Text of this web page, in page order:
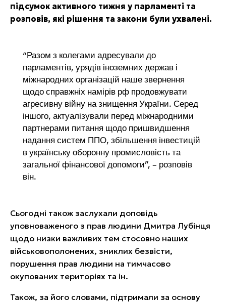
підсумок активного тижня у парламенті та
розповів, які рішення та закони були ухвалені.
“Разом з колегами адресували до
парламентів, урядів іноземних держав і
міжнародних організацій наше звернення
щодо справжніх намірів рф продовжувати
агресивну війну на знищення України. Серед
іншого, актуалізували перед міжнародними
партнерами питання щодо пришвидшення
надання систем ППО, збільшення інвестицій
в українську оборонну промисловість та
загальної фінансової допомоги”, – розповів
він.
Сьогодні також заслухали доповідь
уповноваженого з прав людини Дмитра Лубінця
щодо низки важливих тем стосовно наших
військовополонених, зниклих безвісти,
порушення прав людини на тимчасово
окупованих територіях та ін.
Також, за його словами, підтримали за основу